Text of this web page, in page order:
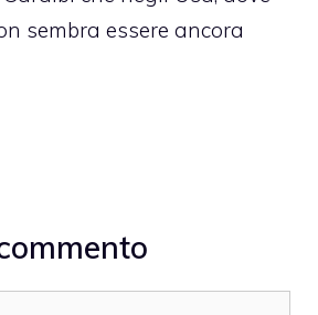
sembra essere ancora